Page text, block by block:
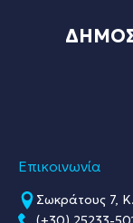
Επικοινωνία
Σωκράτους 7,